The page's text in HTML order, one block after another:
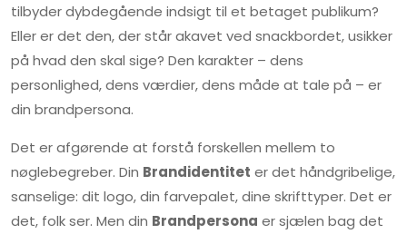
tilbyder dybdegående indsigt til et betaget publikum?
Eller er det den, der står akavet ved snackbordet, usikker
på hvad den skal sige? Den karakter – dens
personlighed, dens værdier, dens måde at tale på – er
din brandpersona.
Det er afgørende at forstå forskellen mellem to
nøglebegreber. Din Brandidentitet er det håndgribelige,
sanselige: dit logo, din farvepalet, dine skrifttyper. Det er
det, folk ser. Men din Brandpersona er sjælen bag det